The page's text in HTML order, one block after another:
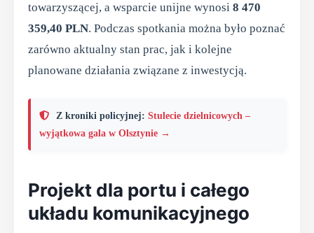
towarzyszącej, a wsparcie unijne wynosi 8 470
359,40 PLN. Podczas spotkania można było poznać
zarówno aktualny stan prac, jak i kolejne
planowane działania związane z inwestycją.
Z kroniki policyjnej: Stulecie dzielnicowych –
wyjątkowa gala w Olsztynie →
Projekt dla portu i całego
układu komunikacyjnego